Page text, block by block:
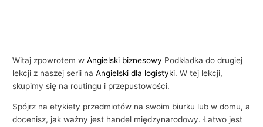
Witaj zpowrotem wAngielski biznesowy Podkładka do drugiej
lekcji z naszej serii naAngielski dla logistyki. W tej lekcji,
skupimy się na routingu i przepustowości.
Spójrz na etykiety przedmiotów na swoim biurku lub w domu, a
docenisz, jak ważny jest handel międzynarodowy. Łatwo jest